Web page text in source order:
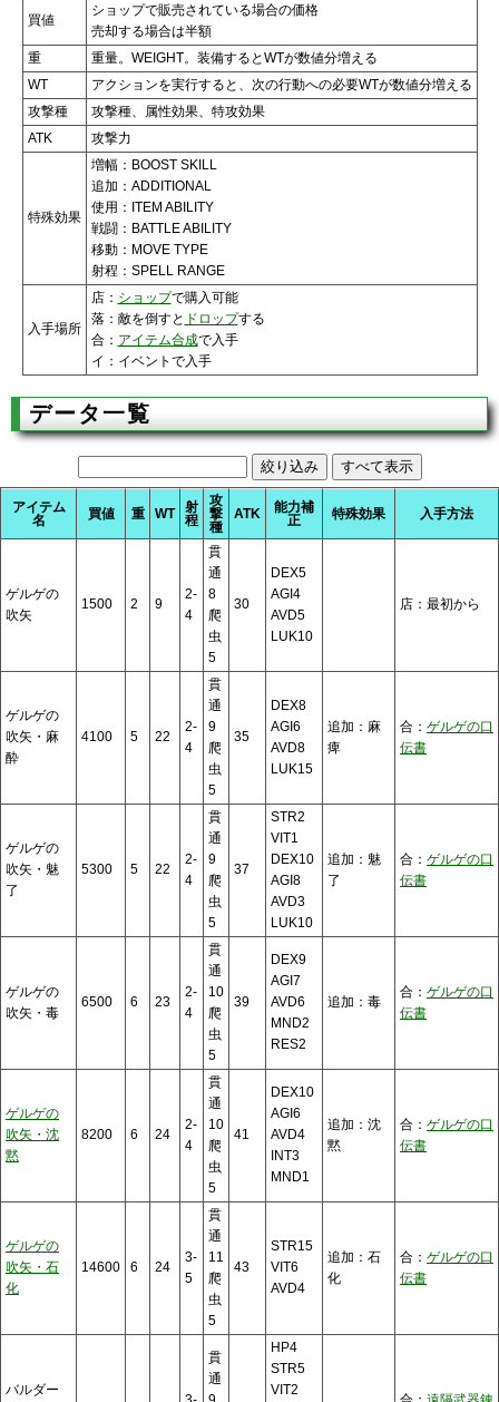
買値
ショップで販売されている場合の価格
売却する場合は半額
重
重量。WEIGHT。装備するとWTが数値分増える
WT
アクションを実行すると、次の行動への必要WTが数値分増える
攻撃種
攻撃種、属性効果、特攻効果
ATK
攻撃力
特殊効果
増幅：BOOST SKILL
追加：ADDITIONAL
使用：ITEM ABILITY
戦闘：BATTLE ABILITY
移動：MOVE TYPE
射程：SPELL RANGE
入手場所
店： ショップで購入可能
落：敵を倒すと ドロップする
合： アイテム合成で入手
イ：イベントで入手
データ一覧
アイテム
名
買値 重 WT
射
程
攻
撃
種
ATK
能力補
正
特殊効果 入手方法
ゲルゲの
吹矢
1500 2 9
2-
4
貫
通
8
爬
虫
5
30
DEX5
AGI4
AVD5
LUK10
店：最初から
ゲルゲの
吹矢・麻
酔
4100 5 22
2-
4
貫
通
9
爬
虫
5
35
DEX8
AGI6
AVD8
LUK15
追加：麻
痺
合： ゲルゲの口
伝書
ゲルゲの
吹矢・魅
了
5300 5 22
2-
4
貫
通
9
爬
虫
5
37
STR2
VIT1
DEX10
AGI8
AVD3
LUK10
追加：魅
了
合： ゲルゲの口
伝書
ゲルゲの
吹矢・毒
6500 6 23
2-
4
貫
通
10
爬
虫
5
39
DEX9
AGI7
AVD6
MND2
RES2
追加：毒
合： ゲルゲの口
伝書
ゲルゲの
吹矢・沈
黙
8200 6 24
2-
4
貫
通
10
爬
虫
5
41
DEX10
AGI6
AVD4
INT3
MND1
追加：沈
黙
合： ゲルゲの口
伝書
ゲルゲの
吹矢・石
化
14600 6 24
3-
5
貫
通
11
爬
虫
5
43
STR15
VIT6
AVD4
追加：石
化
合： ゲルゲの口
伝書
バルダー
貫
通
HP4
STR5
VIT2